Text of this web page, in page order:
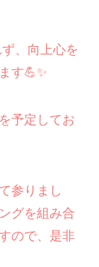
、向上心を
す💪✨
予定してお
参りまし
グを組み合
ので、是非